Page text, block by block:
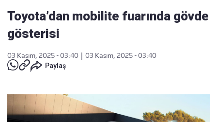
Toyota’dan mobilite fuarında gövde
gösterisi
03 Kasım, 2025 - 03:40
03 Kasım, 2025 - 03:40
Paylaş